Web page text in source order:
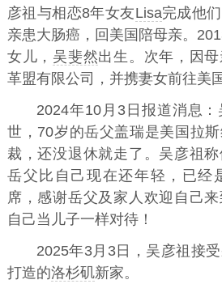
彦祖与相恋8年女友Lisa完成他
亲患大肠癌，回美国陪母亲。
女儿， 吴斐然出生。次年，因
革盟有限公司，并携妻女前往美
2024年10月3日报道消息
世，70岁的岳父盖瑞是美国拉
裁，还没退休就走了。吴彦祖称
岳父比自己现在还年轻，已经
席，感谢岳父及家人欢迎自己
自己当儿子一样对待！
2025年3月3日，吴彦祖接
打造的洛杉矶新家。